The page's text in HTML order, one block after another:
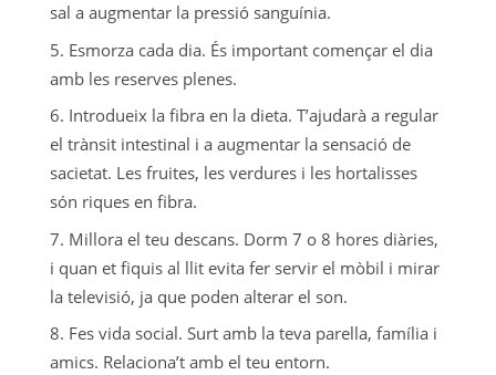
sal a augmentar la pressió sanguínia.
Esmorza cada dia. És important començar el dia
amb les reserves plenes.
Introdueix la fibra en la dieta. T’ajudarà a regular
el trànsit intestinal i a augmentar la sensació de
sacietat. Les fruites, les verdures i les hortalisses
són riques en fibra.
Millora el teu descans. Dorm 7 o 8 hores diàries,
i quan et fiquis al llit evita fer servir el mòbil i mirar
la televisió, ja que poden alterar el son.
Fes vida social. Surt amb la teva parella, família i
amics. Relaciona’t amb el teu entorn.